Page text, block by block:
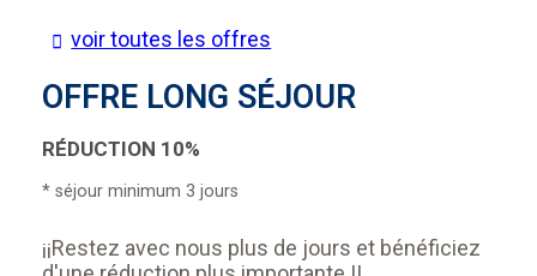
voir toutes les offres
OFFRE LONG SÉJOUR
​​RÉDUCTION 10%
séjour minimum 3 jours
¡¡Restez avec nous plus de jours et bénéficiez